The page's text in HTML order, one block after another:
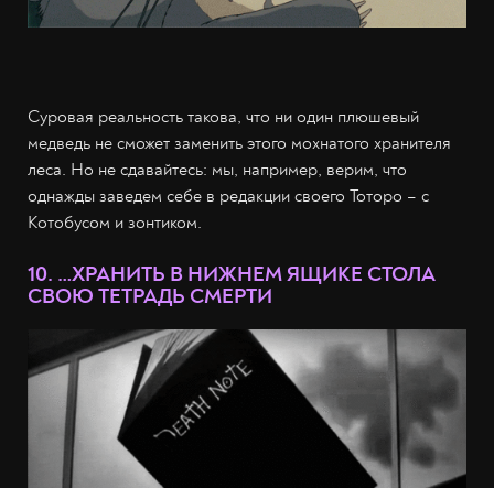
Суровая реальность такова, что ни один плюшевый
медведь не сможет заменить этого мохнатого хранителя
леса. Но не сдавайтесь: мы, например, верим, что
однажды заведем себе в редакции своего Тоторо – с
Котобусом и зонтиком.
10. …ХРАНИТЬ В НИЖНЕМ ЯЩИКЕ СТОЛА
СВОЮ ТЕТРАДЬ СМЕРТИ